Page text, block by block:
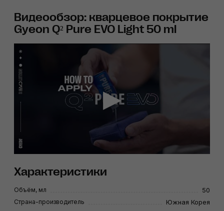
Видеообзор: кварцевое покрытие
Gyeon Q² Pure EVO Light 50 ml
Характеристики
Объём, мл 50
Страна-производитель Южная Корея